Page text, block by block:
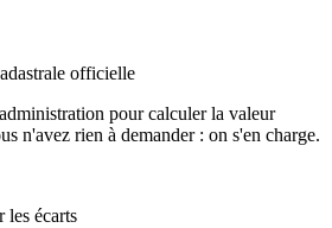
officielle
pour calculer la valeur
n'avez rien à demander : on s'en charge.
les écarts